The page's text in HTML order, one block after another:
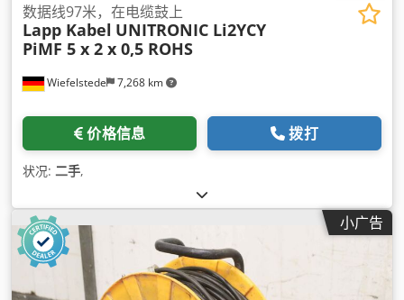
Wiefelstede 7,268 km
数据线97米，在电缆鼓上
Lapp Kabel UNITRONIC Li2YCY
PiMF 5 x 2 x 0,5 ROHS
价格信息 拨打
状况: 二手,
小广告